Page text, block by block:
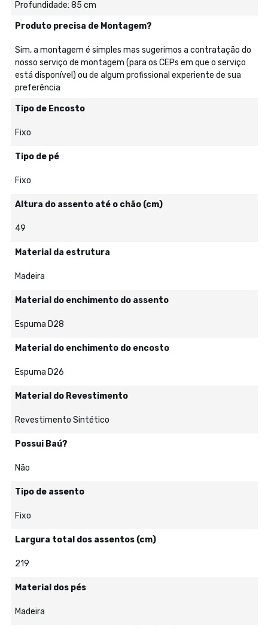
Profundidade: 85 cm
Produto precisa de Montagem?
Sim, a montagem é simples mas sugerimos a contratação do
nosso serviço de montagem (para os CEPs em que o serviço
está disponível) ou de algum profissional experiente de sua
preferência
Tipo de Encosto
Fixo
Tipo de pé
Fixo
Altura do assento até o chão (cm)
49
Material da estrutura
Madeira
Material do enchimento do assento
Espuma D28
Material do enchimento do encosto
Espuma D26
Material do Revestimento
Revestimento Sintético
Possui Baú?
Não
Tipo de assento
Fixo
Largura total dos assentos (cm)
219
Material dos pés
Madeira